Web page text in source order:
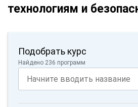
технологиям и
Подобрать курс
Найдено 236 программ